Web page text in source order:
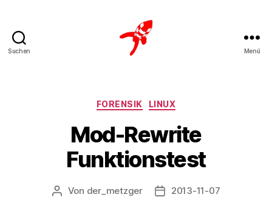
Suchen Menü
Kategorien
FORENSIK LINUX
Mod-Rewrite
Funktionstest
Beitragsautor
Von der_metzger Veröffentlichungsdatum
2013-11-07